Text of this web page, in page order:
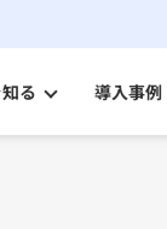
る 導入事例